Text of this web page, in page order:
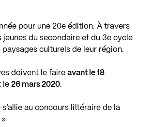
pour une 20e édition. À travers
du secondaire et du 3e cycle
culturels de leur région.
doivent le faireavant le 18
le26 mars 2020.
s’allie au concours littéraire de la
»